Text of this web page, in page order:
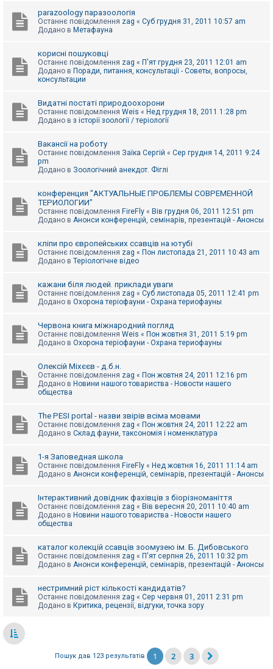
parazoology паразоологія
Останнє повідомлення zag « Суб грудня 31, 2011 10:57 am
Додано в Метафауна
корисні пошуковці
Останнє повідомлення zag « П'ят грудня 23, 2011 12:01 am
Додано в Поради, питання, консультації - Советы, вопросы,
консультации
Видатні постаті природоохорони
Останнє повідомлення Weis « Нед грудня 18, 2011 1:28 pm
Додано в з історії зоології / теріології
Вакансії на роботу
Останнє повідомлення Заїка Сергій « Сер грудня 14, 2011 9:24
pm
Додано в Зоологічний анекдот. Фіглі
конференция "АКТУАЛЬНЫЕ ПРОБЛЕМЫ СОВРЕМЕННОЙ
ТЕРИОЛОГИИ"
Останнє повідомлення FireFly « Вів грудня 06, 2011 12:51 pm
Додано в Анонси конференцій, семінарів, презентацій - Анонсы
кліпи про європейських ссавців на ютубі
Останнє повідомлення zag « Пон листопада 21, 2011 10:43 am
Додано в Теріологічне відео
кажани біля людей. приклади уваги
Останнє повідомлення zag « Суб листопада 05, 2011 12:41 pm
Додано в Охорона теріофауни - Охрана териофауны
Червона книга міжнародний погляд
Останнє повідомлення Weis « Пон жовтня 31, 2011 5:19 pm
Додано в Охорона теріофауни - Охрана териофауны
Олексій Міхєєв - д.б.н.
Останнє повідомлення zag « Пон жовтня 24, 2011 12:16 pm
Додано в Новини нашого товариства - Новости нашего
общества
The PESI portal - назви звірів всіма мовами
Останнє повідомлення zag « Пон жовтня 24, 2011 12:22 am
Додано в Склад фауни, таксономія і номенклатура
1-я Заповедная школа
Останнє повідомлення FireFly « Нед жовтня 16, 2011 11:14 am
Додано в Анонси конференцій, семінарів, презентацій - Анонсы
Інтерактивний довідник фахівців з біорізноманіття
Останнє повідомлення zag « Вів вересня 20, 2011 10:40 am
Додано в Новини нашого товариства - Новости нашего
общества
каталог колекцій ссавців зоомузею ім. Б. Дибовського
Останнє повідомлення zag « П'ят серпня 26, 2011 10:32 pm
Додано в Анонси конференцій, семінарів, презентацій - Анонсы
нестримний ріст кількості кандидатів?
Останнє повідомлення zag « Сер червня 01, 2011 2:31 pm
Додано в Критика, рецензії, відгуки, точка зору
Пошук дав 123 результатів 1 2 3